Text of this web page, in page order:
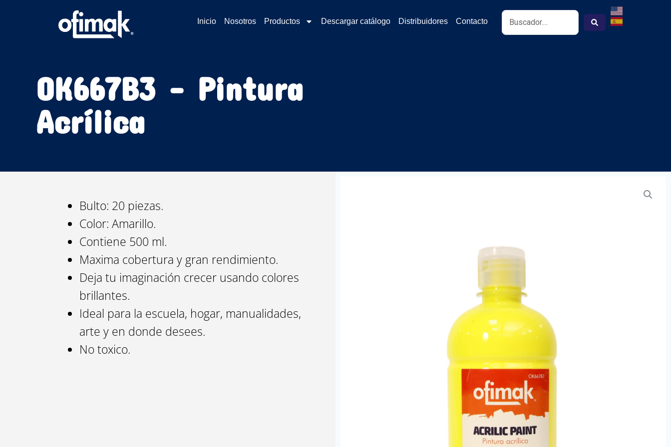
Inicio Nosotros Productos Descargar catálogo Distribuidores Contacto
Search
OK667B3 – Pintura
Acrílica
Bulto: 20 piezas.
Color: Amarillo.
Contiene 500 ml.
Maxima cobertura y gran rendimiento.
Deja tu imaginación crecer usando colores
brillantes.
Ideal para la escuela, hogar, manualidades,
arte y en donde desees.
No toxico.